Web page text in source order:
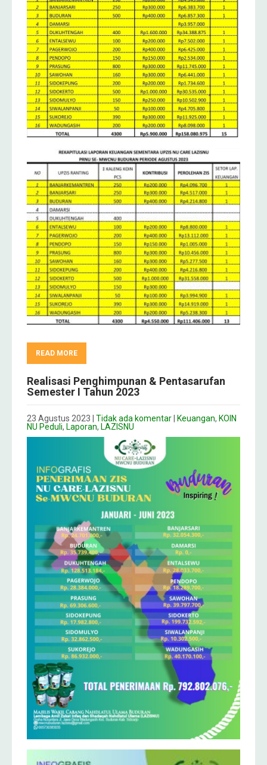
READ MORE
Realisasi Penghimpunan & Pentasarufan
Semester I Tahun 2023
23 Agustus 2023 Tidak ada komentar Keuangan, KOIN
NU Peduli, Laporan, LAZISNU